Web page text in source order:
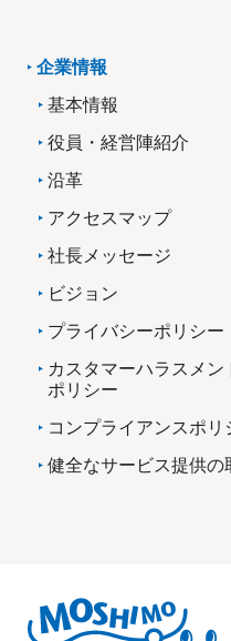
企業情報
基本情報
役員・経営陣紹介
沿革
アクセスマップ
社長メッセージ
ビジョン
プライバシーポリシー
カスタマーハラスメン
ポリシー
コンプライアンスポリ
健全なサービス提供の